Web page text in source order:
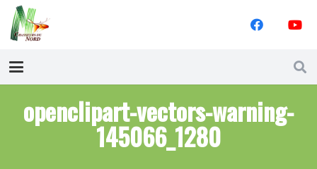
openclipart-vectors-warning-
145066_1280